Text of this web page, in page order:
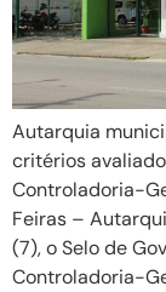
Autarquia
critérios
Controladoria-
Feiras –
(7), o Selo de
Controladoria-